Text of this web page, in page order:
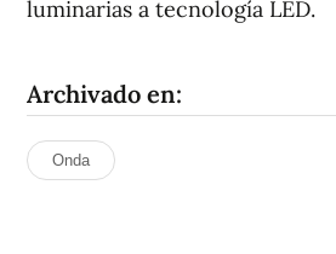
luminarias a tecnología LED.
Archivado en:
Onda